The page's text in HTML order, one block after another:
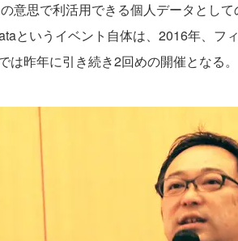
意思で利活用できる個人データとし
というイベント自体は、2016年、フ
は昨年に引き続き2回めの開催となる。